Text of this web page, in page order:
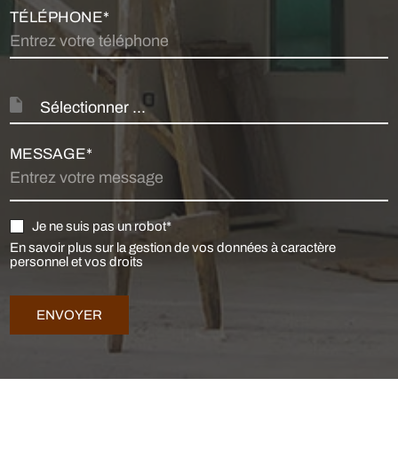
TÉLÉPHONE*
Sélectionner ...
MESSAGE*
Je ne suis pas un robot*
En savoir plus sur la gestion de vos données à caractère
personnel et vos droits
ENVOYER